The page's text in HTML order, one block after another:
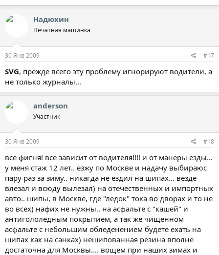
Нелишним будет предостережение: на гладком льду, особенно
более низкой температуре.
–19 ± 1оС
Лучшие тормозные свойства у нешипованного «Мишлена»:
«Конти» тормозит лучше «Мишлена» на 5,5 м. При таком
морозе преимущество еще на стороне более широких
побеждают липучки!
–13 ± 1оС
Лучшей оказалась шипованная «Конти», худшей…
шипованный «Мишлен». Разница между ними составила 6,7 м.
Липучки, которым понадобилось 33,2–35,2 м, расположились
посередке. Среднее значение у шиповок – 34,4 м, у липучек –
34,7 м. Разница менее 1%. В этих условиях липучки и шиповки
тормозят практически одинаково.
ПОТЕПЛЕНИЕ
Надюхин
Печатная машинка
30 Янв 2009 #17
SVG, прежде всего эту проблему игнорируют водители, а
не только журналы...
anderson
Участник
30 Янв 2009 #18
все фигня! все зависит от водителя!!!! и от манеры езды...
у меня стаж 12 лет.. езжу по Москве и надачу выбираюс
пару раз за зиму.. никагда не ездил на шипах... везде
влезал и всюду вылезал) на отечественных и импортных
авто.. шипы, в Москве, где "ледок" тока во дворах и то не
во всех) нафих не нужны.. на асфальте с "кашей" и
антигололедным покрытием, а так же чищенном
асфальте с небольшим обледенением будете ехать на
шипах как на санках) нешипованная резина вполне
достаточна для Москвы.... вощем при наших зимах и